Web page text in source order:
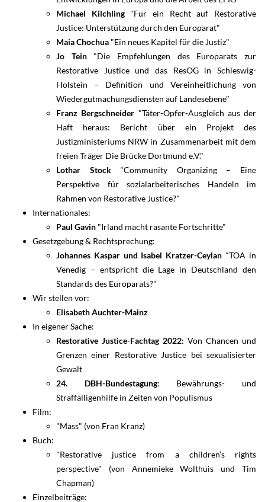
Michael Kilchling"Für ein Recht auf Restorative
Justice: Unterstützung durch den Europarat"
Maia Chochua "Ein neues Kapitel für die Justiz"
Jo Tein"Die Empfehlungen des Europarats zur
Restorative Justice und das ResOG in Schleswig-
Holstein – Definition und Vereinheitlichung von
Wiedergutmachungsdiensten auf Landesebene"
Franz Bergschneider "Täter-Opfer-Ausgleich aus der
Haft heraus: Bericht über ein Projekt des
Justizministeriums NRW in Zusammenarbeit mit dem
freien Träger Die Brücke Dortmund e.V."
Lothar Stock"Community Organizing – Eine
Perspektive für sozialarbeiterisches Handeln im
Rahmen von Restorative Justice?"
Internationales:
Paul Gavin "Irland macht rasante Fortschritte"
Gesetzgebung & Rechtsprechung:
Johannes Kaspar und Isabel Kratzer-Ceylan "TOA in
Venedig – entspricht die Lage in Deutschland den
Standards des Europarats?"
Wir stellen vor:
Elisabeth Auchter-Mainz
In eigener Sache:
Restorative Justice-Fachtag 2022: Von Chancen und
Grenzen einer Restorative Justice bei sexualisierter
Gewalt
24. DBH-Bundestagung: Bewährungs- und
Straffälligenhilfe in Zeiten von Populismus
Film:
"Mass" (von Fran Kranz)
Buch:
"Restorative justice from a children’s rights
perspective" (von Annemieke Wolthuis und Tim
Chapman)
Einzelbeiträge: